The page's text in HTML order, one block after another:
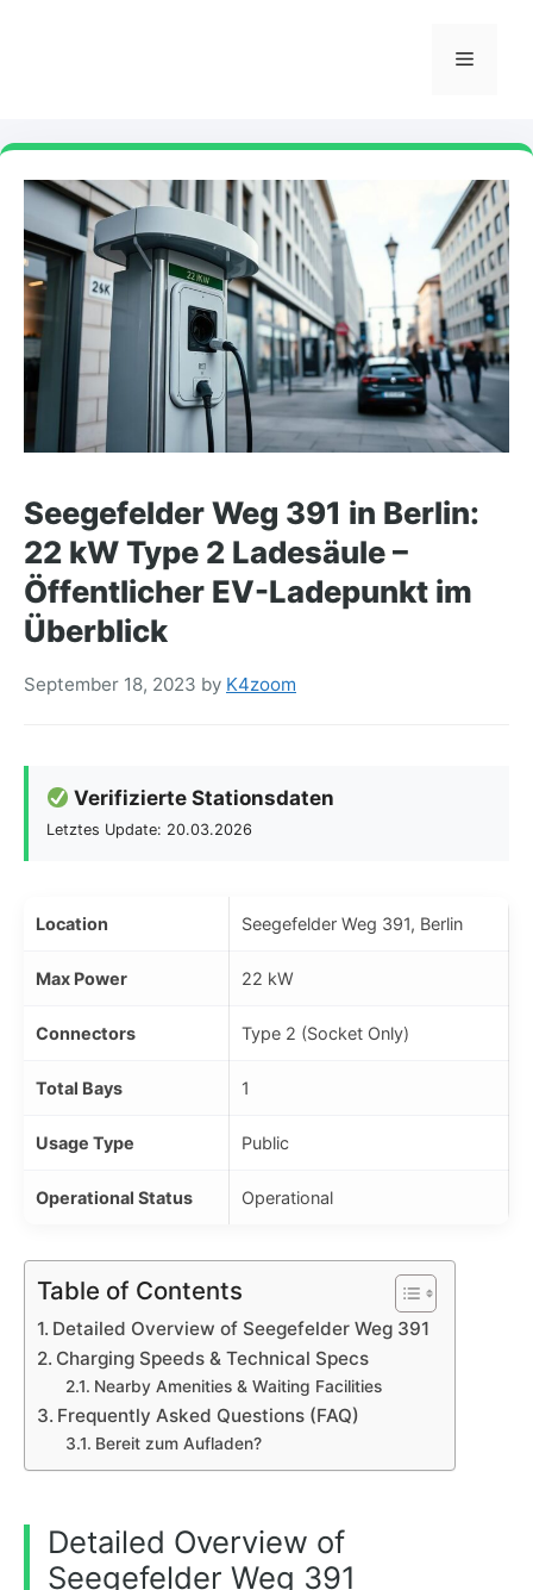
Menu
Seegefelder Weg 391 in Berlin:
22 kW Type 2 Ladesäule –
Öffentlicher EV-Ladepunkt im
Überblick
September 18, 2023 by K4zoom
Verifizierte Stationsdaten
Letztes Update: 20.03.2026
Location Seegefelder Weg 391, Berlin
Max Power 22 kW
Connectors Type 2 (Socket Only)
Total Bays 1
Usage Type Public
Operational Status Operational
Table of Contents
Detailed Overview of Seegefelder Weg 391
Charging Speeds & Technical Specs
Nearby Amenities & Waiting Facilities
Frequently Asked Questions (FAQ)
Bereit zum Aufladen?
Detailed Overview of
Seegefelder Weg 391